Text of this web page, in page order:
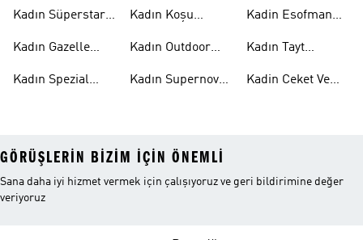
Kadın Süperstar
Kadın Gazelle
Kadın Spezial
Kadın Koşu
Kadın Outdoor
Kadın Supernova
Kadin Esofman
Kadın Tayt
Kadin Ceket Ve
GÖRÜŞLERIN BIZIM IÇIN ÖNEMLI
Sana daha iyi hizmet vermek için çalışıyoruz ve geri bildirimine değer
veriyoruz